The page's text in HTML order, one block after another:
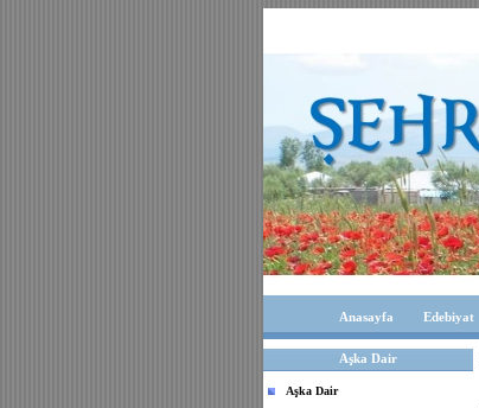
Anasayfa Edebiyat
Aşka Dair
Aşka Dair